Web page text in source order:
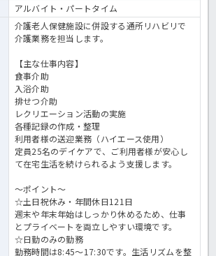
アルバイト・パートタイム
介護老人保健施設に併設する通所リハビリで
介護業務を担当します。
【主な仕事内容】
食事介助
入浴介助
排せつ介助
レクリエーション活動の実施
各種記録の作成・整理
利用者様の送迎業務（ハイエース使用）
定員25名のデイケアで、ご利用者様が安心し
て在宅生活を続けられるよう支援します。
～ポイント～
☆土日祝休み・年間休日121日
週末や年末年始はしっかり休めるため、仕事
とプライベートを両立しやすい環境です。
☆日勤のみの勤務
勤務時間は8:45～17:30です。生活リズムを整